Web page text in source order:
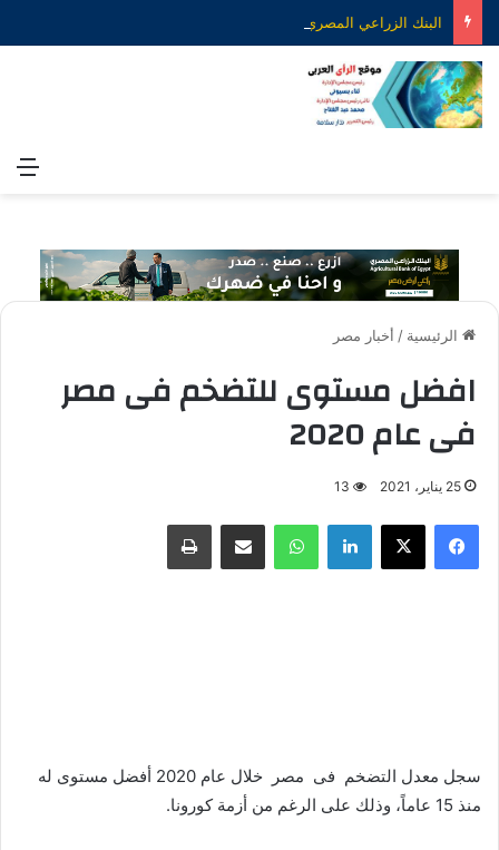
الرئيسية / أخبار مصر
افضل مستوى للتضخم فى مصر
فى عام 2020
25 يناير، 2021 13
فيسبوك X لينكدإن واتساب مشاركة عبر البريد طباعة
سجل معدل التضخم فى مصر خلال عام 2020 أفضل مستوى له
منذ 15 عاماً، وذلك على الرغم من أزمة كورونا.